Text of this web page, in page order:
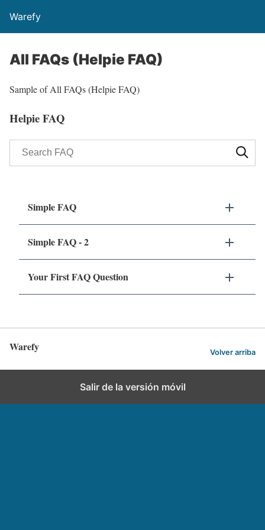
Warefy
All FAQs (Helpie FAQ)
Sample of All FAQs (Helpie FAQ)
Helpie FAQ
Simple FAQ
Simple FAQ - 2
Your First FAQ Question
Warefy Volver arriba
Salir de la versión móvil